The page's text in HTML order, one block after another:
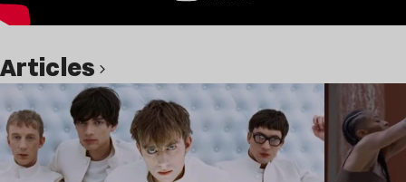
Articles
Lire l’article